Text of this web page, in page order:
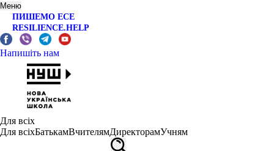
Меню
ПИШЕМО ЕСЕ
RESILIENCE.HELP
Напишіть нам
Для всіх
Для всіхБатькамВчителямДиректорамУчням